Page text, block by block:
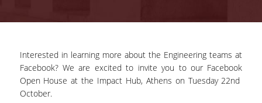
TESTIMONIALS ΔΙΑΚΡΙΣΕΩΝ
ΕΠΑΓΓΕΛΜΑΤΙΚΕΣ ΠΡΟΟΠΤΙΚΕΣ
Interested in learning more about the Engineering teams at
Facebook? We are excited to invite you to our Facebook
Open House at the Impact Hub, Athens on Tuesday 22nd
October.